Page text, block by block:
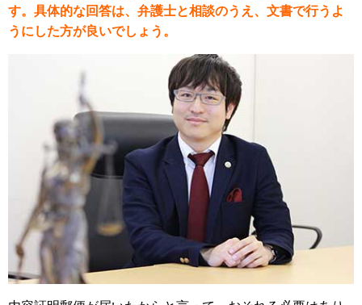
す。具体的な回答は、弁護士と相談のうえ、文書で行うよ
うにした方が良いでしょう。